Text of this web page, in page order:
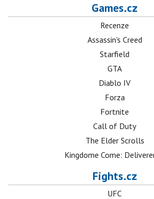
Games.cz
Recenze
Assassin's Creed
Starfield
GTA
Diablo IV
Forza
Fortnite
Call of Duty
The Elder Scrolls
Kingdome Come:
Fights.cz
UFC